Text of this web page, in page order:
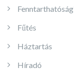
Fűtés
Háztartás
Híradó